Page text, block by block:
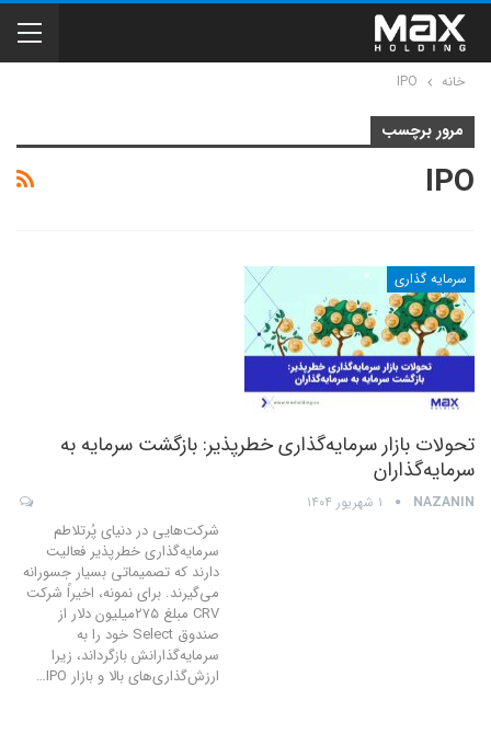
خانه IPO
مرور برچسب
IPO
سرمایه گذاری
تحولات بازار سرمایه‌گذاری خطرپذیر: بازگشت سرمایه به
سرمایه‌گذاران
NAZANIN ۱ شهریور ۱۴۰۴
شرکت‌هایی در دنیای پُرتلاطم
سرمایه‌گذاری خطرپذیر فعالیت
دارند که تصمیماتی بسیار جسورانه
می‌گیرند. برای نمونه، اخیراً شرکت
CRV مبلغ ۲۷۵میلیون دلار از
صندوق Select خود را به
سرمایه‌گذارانش بازگرداند، زیرا
ارزش‌گذاری‌های بالا و بازار IPO
…